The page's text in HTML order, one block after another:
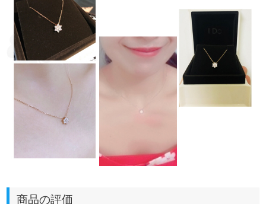
商品の評価